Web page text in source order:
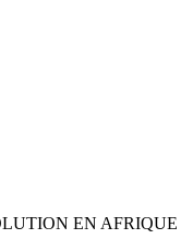
EN AFRIQUE